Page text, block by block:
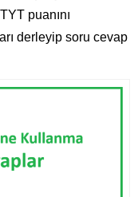
puanını
derleyip soru cevap